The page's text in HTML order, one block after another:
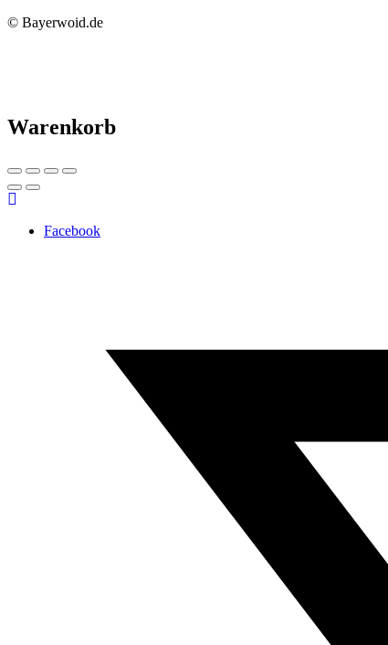
© Bayerwoid.de
Warenkorb
Facebook